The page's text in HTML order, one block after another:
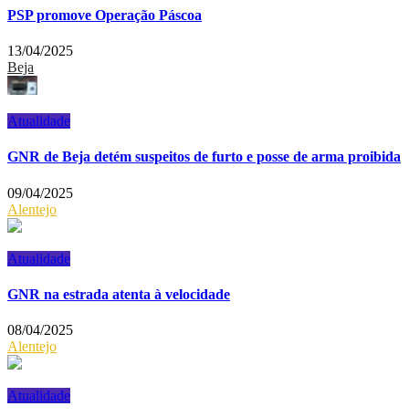
PSP promove Operação Páscoa
13/04/2025
Beja
Atualidade
GNR de Beja detém suspeitos de furto e posse de arma proibida
09/04/2025
Alentejo
Atualidade
GNR na estrada atenta à velocidade
08/04/2025
Alentejo
Atualidade